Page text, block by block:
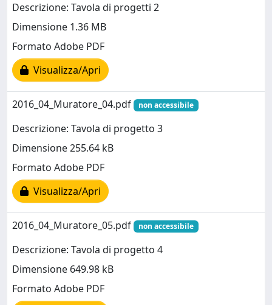
Descrizione: Tavola di progetti 2
Dimensione 1.36 MB
Formato Adobe PDF
Visualizza/Apri
2016_04_Muratore_04.pdf non accessibile
Descrizione: Tavola di progetto 3
Dimensione 255.64 kB
Formato Adobe PDF
Visualizza/Apri
2016_04_Muratore_05.pdf non accessibile
Descrizione: Tavola di progetto 4
Dimensione 649.98 kB
Formato Adobe PDF